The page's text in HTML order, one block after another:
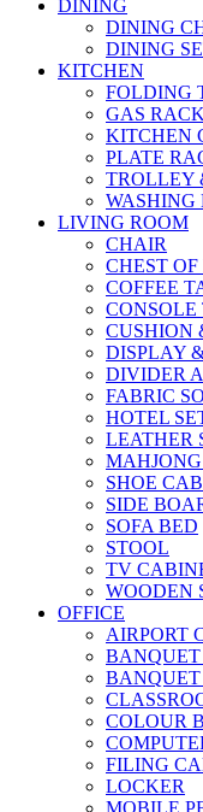
DINING
DINING
DINING
KITCHEN
FOLDING
GAS RACK
KITCHEN
PLATE
TROLLEY
WASHING
LIVING ROOM
CHAIR
CHEST
COFFEE
CONSOLE
CUSHION
DISPLAY
DIVIDER
FABRIC
HOTEL
LEATHER
SHOE
SIDE
SOFA BED
STOOL
TV
WOODEN
OFFICE
AIRPORT
COLOUR
FILING
LOCKER
MOBILE